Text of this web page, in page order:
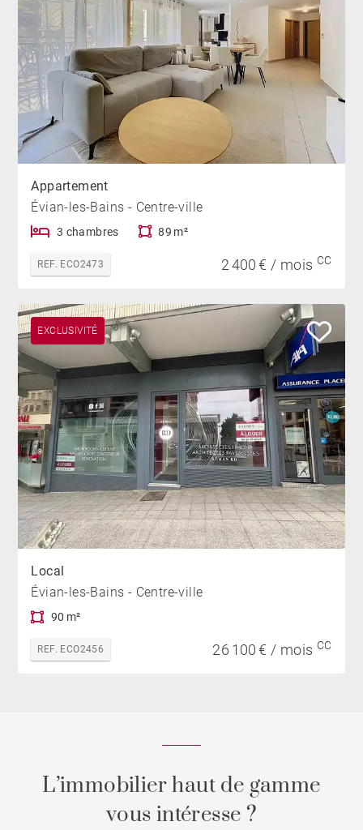
Appartement
Évian-les-Bains - Centre-ville
3 chambres 89 m²
REF. ECO2473 2 400 € / mois CC
EXCLUSIVITÉ
Local
Évian-les-Bains - Centre-ville
90 m²
REF. ECO2456 26 100 € / mois CC
L’immobilier haut de gamme
vous intéresse ?